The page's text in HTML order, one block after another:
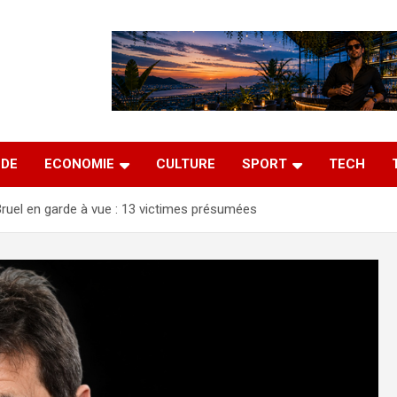
ECONOMIE CULTURE SPORT TECH
en garde à vue : 13 victimes présumées